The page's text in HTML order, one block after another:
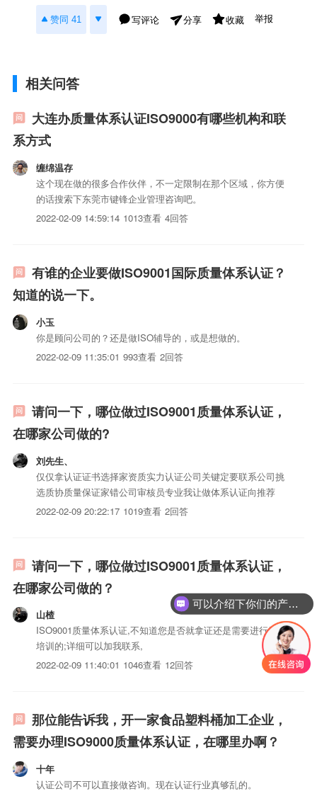
赞同 41 写评论 分享 收藏 举报
相关问答
大连办质量体系认证ISO9000有哪些机构和联
系方式
缠绵温存
这个现在做的很多合作伙伴，不一定限制在那个区域，你方便
的话搜索下东莞市键锋企业管理咨询吧。
2022-02-09 14:59:14 1013查看 4回答
有谁的企业要做ISO9001国际质量体系认证？
知道的说一下。
小玉
你是顾问公司的？还是做ISO辅导的，或是想做的。
2022-02-09 11:35:01 993查看 2回答
请问一下，哪位做过ISO9001质量体系认证，
在哪家公司做的?
刘先生、
仅仅拿认证证书选择家资质实力认证公司关键定要联系公司挑
选质协质量保证家错公司审核员专业我让做体系认证向推荐
2022-02-09 20:22:17 1019查看 2回答
请问一下，哪位做过ISO9001质量体系认证，
在哪家公司做的？
山楂
ISO9001质量体系认证,不知道您是否就拿证还是需要进行管理
培训的;详细可以加我联系,
2022-02-09 11:40:01 1046查看 12回答
那位能告诉我，开一家食品塑料桶加工企业，
需要办理ISO9000质量体系认证，在哪里办啊？
十年
认证公司不可以直接做咨询。现在认证行业真够乱的。
可以介绍下你们的产品么？